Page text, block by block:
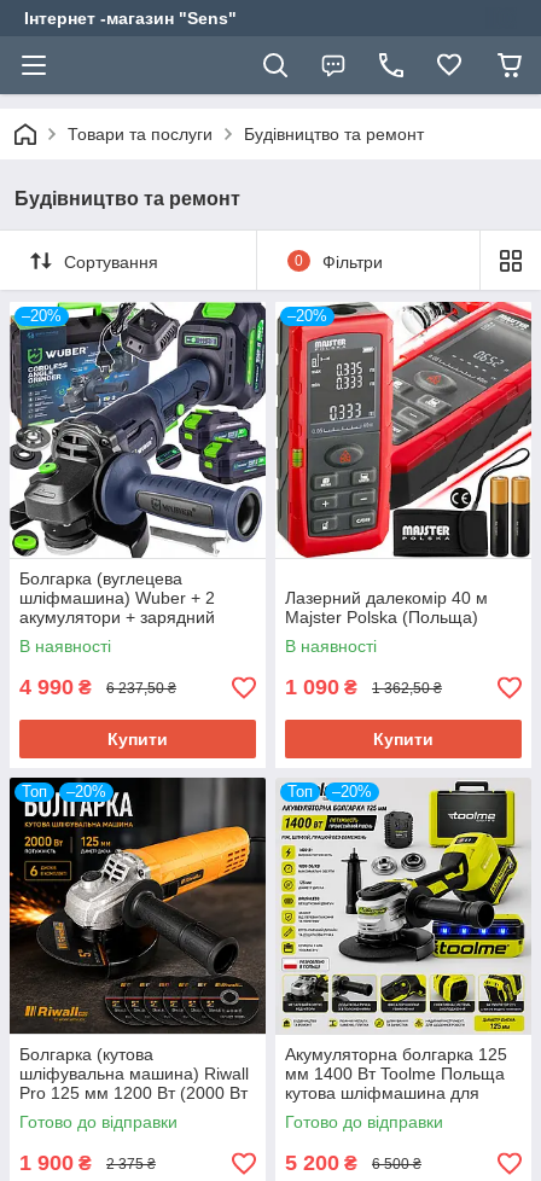
Інтернет -магазин "Sens"
Товари та послуги Будівництво та ремонт
Будівництво та ремонт
Сортування 0 Фільтри
–20%
Болгарка (вуглецева
шліфмашина) Wuber + 2
акумулятори + зарядний
пристрій DIAX (Польща)
В наявності
4 990 ₴ 6 237,50 ₴
Купити
–20%
Лазерний далекомір 40 м
Majster Polska (Польща)
В наявності
1 090 ₴ 1 362,50 ₴
Купити
Топ –20%
Болгарка (кутова
шліфувальна машина) Riwall
Pro 125 мм 1200 Вт (2000 Вт
max) + 6 дисків, регулювання
обертів
Готово до відправки
1 900 ₴ 2 375 ₴
Топ –20%
Акумуляторна болгарка 125
мм 1400 Вт Toolme Польща
кутова шліфмашина для
різання та шліфування
Готово до відправки
5 200 ₴ 6 500 ₴